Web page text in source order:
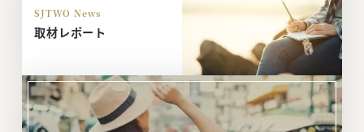
SJTWO News
取材レポート